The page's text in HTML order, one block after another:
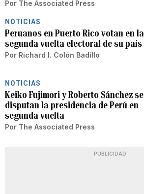
Por The Associated Press
NOTICIAS
Peruanos en Puerto Rico votan en la
segunda vuelta electoral de su país
Por Richard I. Colón Badillo
NOTICIAS
Keiko Fujimori y Roberto Sánchez se
disputan la presidencia de Perú en
segunda vuelta
Por The Associated Press
PUBLICIDAD